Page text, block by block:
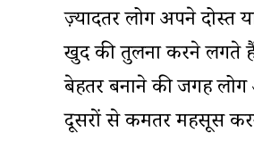
ज़्यादतर लोग अपने दोस्त
खुद की तुलना करने लगते
बेहतर बनाने की जगह
दूसरों से कमतर महसूस